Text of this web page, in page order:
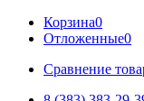
Корзина0
Отложенные0
Сравнение